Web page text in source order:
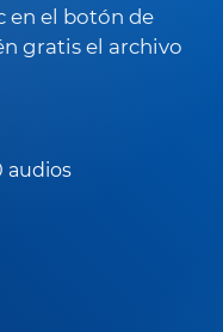
en el botón de
gratis el archivo
audios